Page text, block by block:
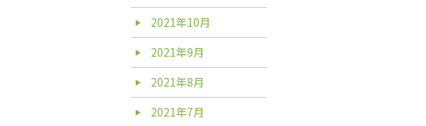
2021年10月
2021年9月
2021年8月
2021年7月